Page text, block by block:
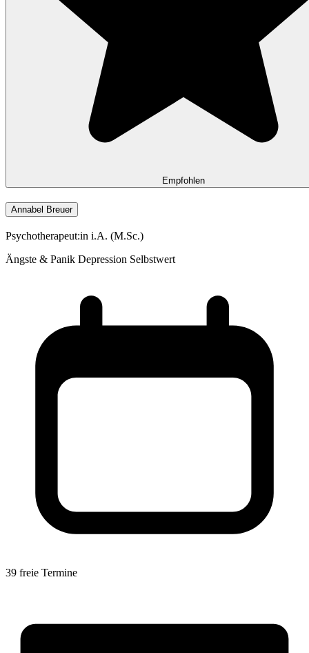
Empfohlen
Annabel Breuer
Psychotherapeut:in i.A. (M.Sc.)
Ängste & Panik Depression Selbstwert
39 freie Termine